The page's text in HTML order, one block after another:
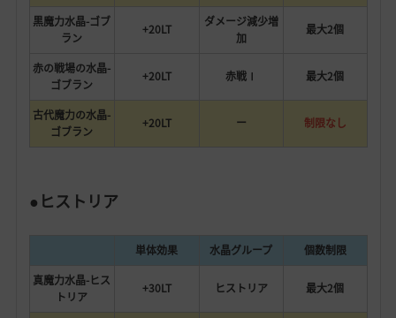
黒魔力水晶-ゴブ
ラン
+20LT
ダメージ減少増
加
最大2個
赤の戦場の水晶-
ゴブラン
+20LT 赤戦Ⅰ 最大2個
古代魔力の水晶-
ゴブラン
+20LT ー 制限なし
●ヒストリア
単体効果 水晶グループ
個数制限
真魔力水晶-ヒス
トリア
+30LT ヒストリア 最大2個